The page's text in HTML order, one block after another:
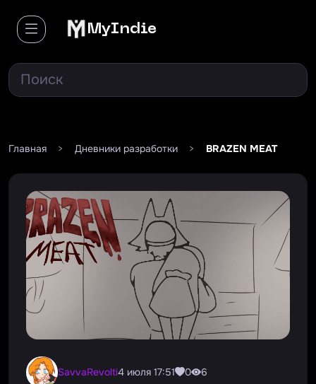
MyIndie
Главная > Дневники разработки > BRAZEN MEAT
SavvaRevolti4 июля 17:51 0 6